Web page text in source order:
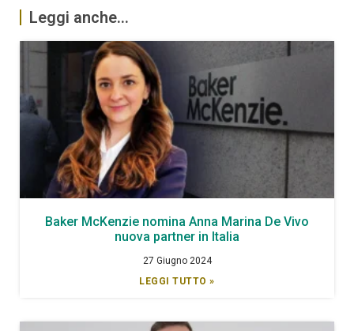
Leggi anche...
Baker McKenzie nomina Anna Marina De Vivo
nuova partner in Italia
27 Giugno 2024
LEGGI TUTTO »